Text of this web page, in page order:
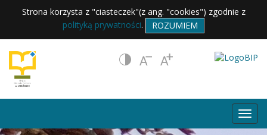
Strona korzysta z "ciasteczek"(z ang. "cookies") zgodnie z
polityką prywatności. ROZUMIEM